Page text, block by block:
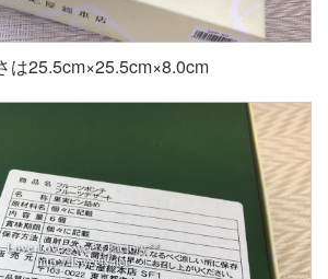
は25.5cm×25.5cm×8.0cm